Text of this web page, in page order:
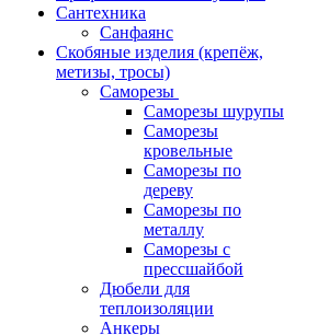
Сантехника
Санфаянс
Скобяные изделия (крепёж,
метизы, тросы)
Саморезы
Саморезы шурупы
Саморезы
кровельные
Саморезы по
дереву
Саморезы по
металлу
Саморезы с
прессшайбой
Дюбели для
теплоизоляции
Анкеры